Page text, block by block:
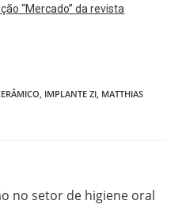
“Mercado” da revista
IMPLANTE ZI MATTHIAS
no setor de higiene oral